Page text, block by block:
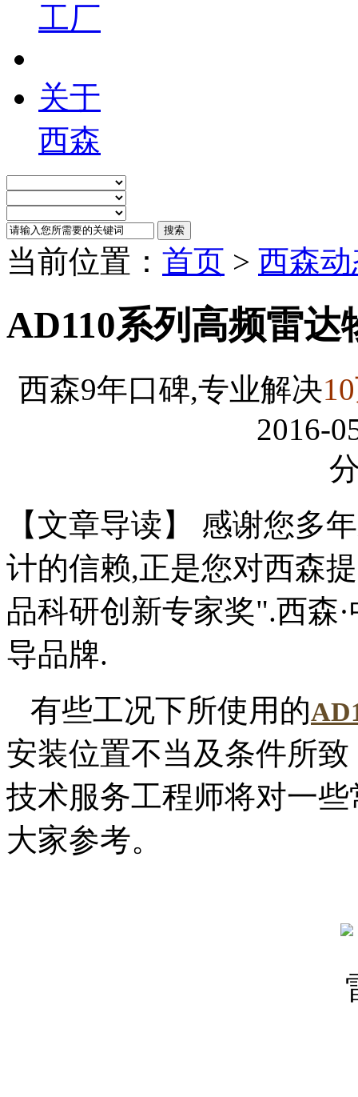
工厂
关于
西森
当前位置： 首页 > 西森
AD110系列高频雷
西森9年口碑,专业解决
2016-
【文章导读】 感谢您多
计的信赖,正是您对西森
品科研创新专家奖".西森
导品牌.
有些工况下所使用的
安装位置不当及条件所
技术服务工程师将对一
大家参考。